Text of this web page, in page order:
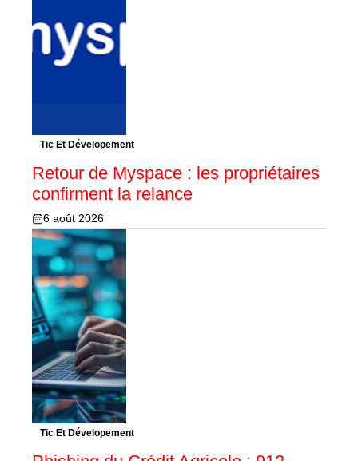
Tic Et Dévelopement
Retour de Myspace : les propriétaires
confirment la relance
6 août 2026
Tic Et Dévelopement